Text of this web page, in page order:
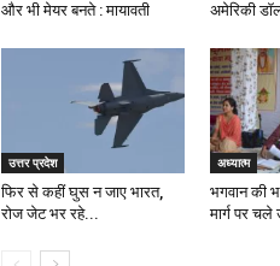
और भी मेयर बनते : मायावती
अमेरिकी
उत्तर प्रदेश
फिर से कहीं घुस न जाए भारत,
रोज जेट भर रहे...
अध्यात्म
भगवान की
मार्ग पर